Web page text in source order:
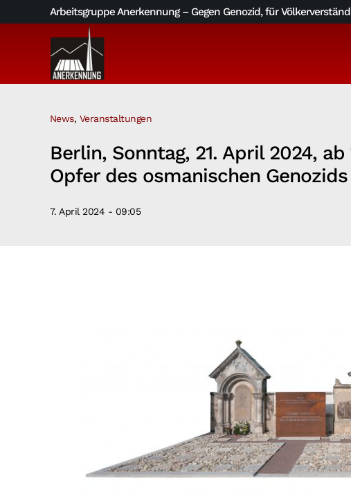
to
Arbeitsgruppe Anerkennung – Gegen Genozid, für
News, Veranstaltungen
Berlin, Sonntag, 21. April 2024,
Opfer des osmanischen Genozids
7. April 2024 - 09:05